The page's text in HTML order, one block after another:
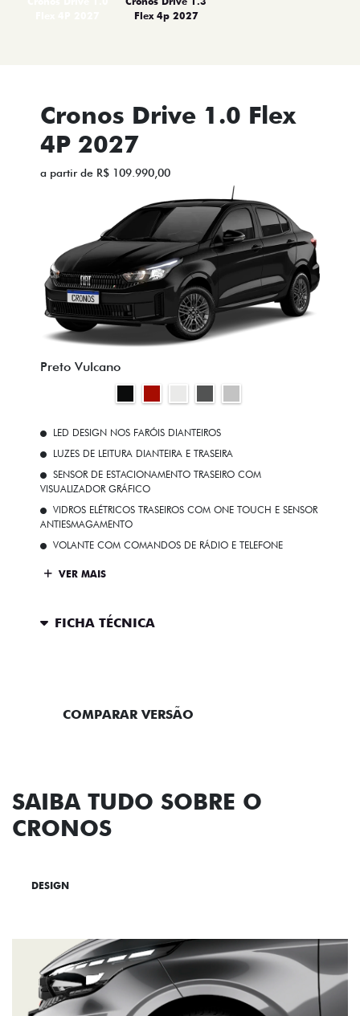
Flex 4p 2027
Cronos Drive 1.0 Flex
4P 2027
a partir de R$ 109.990,00
Preto Vulcano
LED DESIGN NOS FARÓIS DIANTEIROS
LUZES DE LEITURA DIANTEIRA E TRASEIRA
SENSOR DE ESTACIONAMENTO TRASEIRO COM
VISUALIZADOR GRÁFICO
VIDROS ELÉTRICOS TRASEIROS COM ONE TOUCH E SENSOR
ANTIESMAGAMENTO
VOLANTE COM COMANDOS DE RÁDIO E TELEFONE
VER MAIS
FICHA TÉCNICA
COMPARAR VERSÃO
SAIBA TUDO SOBRE O
CRONOS
DESIGN